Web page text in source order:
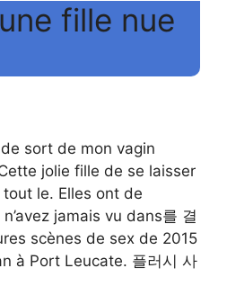
fille nue
sort de mon vagin
jolie fille de se laisser
le. Elles ont de
jamais vu dans를 결
scènes de sex de 2015
à Port Leucate. 플러시 사